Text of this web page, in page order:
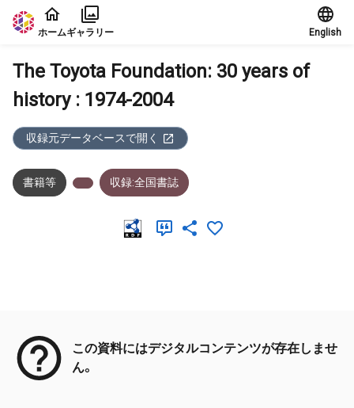
本文に飛ぶ
ホームギャラリー English
The Toyota Foundation: 30 years of
history : 1974-2004
収録元データベースで開く
書籍等 収録:全国書誌
この資料にはデジタルコンテンツが存在しませ
ん。